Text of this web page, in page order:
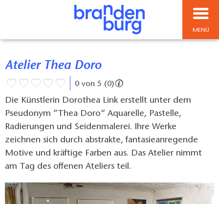
MENÜ
Atelier Thea Doro
0 von 5 (0)
Die Künstlerin Dorothea Link erstellt unter dem
Pseudonym ”Thea Doro“ Aquarelle, Pastelle,
Radierungen und Seidenmalerei. Ihre Werke
zeichnen sich durch abstrakte, fantasieanregende
Motive und kräftige Farben aus. Das Atelier nimmt
am Tag des offenen Ateliers teil.